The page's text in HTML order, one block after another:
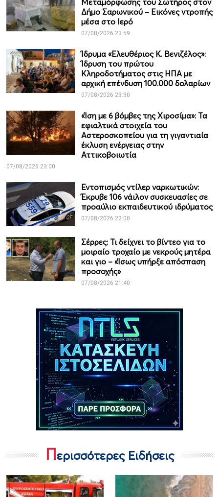
Μεταμόρφωσης του Σωτήρος στον
Δήμο Σαρωνικού – Εικόνες ντροπής
μέσα στο Ιερό
07/08/2026 23:59
Ίδρυμα «Ελευθέριος Κ. Βενιζέλος»:
Ίδρυση του πρώτου
Κληροδοτήματος στις ΗΠΑ με
αρχική επένδυση 100.000 δολαρίων
07/08/2026 23:30
«Ίση με 6 βόμβες της Χιροσίμα»: Τα
εφιαλτικά στοιχεία του
Αστεροσκοπείου για τη γιγαντιαία
έκλυση ενέργειας στην
Αττικοβοιωτία
07/08/2026 23:00
Εντοπισμός ντίλερ ναρκωτικών:
Έκρυβε 106 νάιλον συσκευασίες σε
προαύλιο εκπαιδευτικού ιδρύματος
07/08/2026 22:00
Σέρρες: Τι δείχνει το βίντεο για το
μοιραίο τροχαίο με νεκρούς μητέρα
και γιο – «Ίσως υπήρξε απόσπαση
προσοχής»
07/08/2026 21:40
Περισσότερες Ειδήσεις